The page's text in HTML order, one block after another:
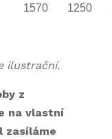
1570 1250
ilustrační.
z
na vlastní
zasíláme